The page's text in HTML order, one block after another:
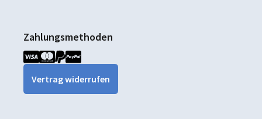
Zahlungsmethoden
Vertrag widerrufen